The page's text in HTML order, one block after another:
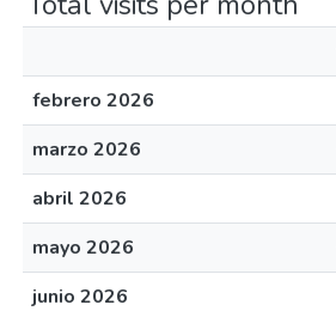
febrero 2026
marzo 2026
abril 2026
mayo 2026
junio 2026